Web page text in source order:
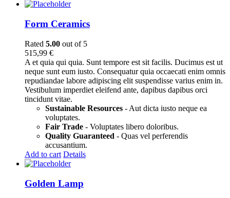
Form Ceramics
Rated 5.00 out of 5
515,99 €
A et quia qui quia. Sunt tempore est sit facilis. Ducimus est ut
neque sunt eum iusto. Consequatur quia occaecati enim omnis
repudiandae labore adipiscing elit suspendisse varius enim in.
Vestibulum imperdiet eleifend ante, dapibus dapibus orci
tincidunt vitae.
Sustainable Resources - Aut dicta iusto neque ea
voluptates.
Fair Trade - Voluptates libero doloribus.
Quality Guaranteed - Quas vel perferendis
accusantium.
Add to cart Details
Golden Lamp